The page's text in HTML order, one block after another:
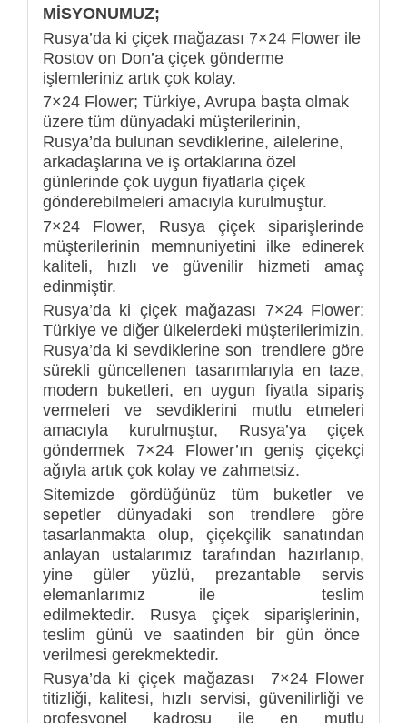
MİSYONUMUZ;
Rusya’da ki çiçek mağazası 7×24 Flower ile
Rostov on Don’a çiçek gönderme
işlemleriniz artık çok kolay.
7×24 Flower; Türkiye, Avrupa başta olmak
üzere tüm dünyadaki müşterilerinin,
Rusya’da bulunan sevdiklerine, ailelerine,
arkadaşlarına ve iş ortaklarına özel
günlerinde çok uygun fiyatlarla çiçek
gönderebilmeleri amacıyla kurulmuştur.
7×24 Flower, Rusya çiçek siparişlerinde
müşterilerinin memnuniyetini ilke edinerek
kaliteli, hızlı ve güvenilir hizmeti amaç
edinmiştir.
Rusya’da ki çiçek mağazası 7×24 Flower;
Türkiye ve diğer ülkelerdeki müşterilerimizin,
Rusya’da ki sevdiklerine son trendlere göre
sürekli güncellenen tasarımlarıyla en taze,
modern buketleri, en uygun fiyatla sipariş
vermeleri ve sevdiklerini mutlu etmeleri
amacıyla kurulmuştur, Rusya’ya çiçek
göndermek 7×24 Flower’ın geniş çiçekçi
ağıyla artık çok kolay ve zahmetsiz.
Sitemizde gördüğünüz tüm buketler ve
sepetler dünyadaki son trendlere göre
tasarlanmakta olup, çiçekçilik sanatından
anlayan ustalarımız tarafından hazırlanıp,
yine güler yüzlü, prezantable servis
elemanlarımız ile teslim
edilmektedir. Rusya çiçek siparişlerinin,
teslim günü ve saatinden bir gün önce
verilmesi gerekmektedir.
Rusya’da ki çiçek mağazası 7×24 Flower
titizliği, kalitesi, hızlı servisi, güvenilirliği ve
profesyonel kadrosu ile en mutlu